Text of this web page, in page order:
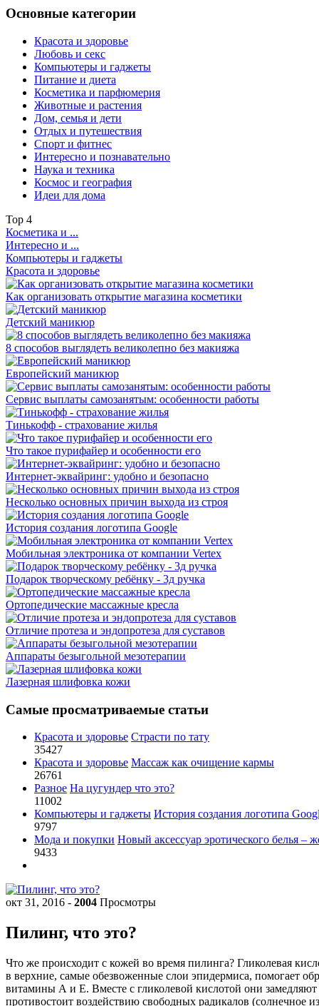
Основные категории
Красота и здоровье
Любовь и секс
Компьютеры и гаджеты
Питание и диета
Косметика и парфюмерия
Животные и растения
Дом, семья и дети
Отдых и путешествия
Спорт и фитнес
Интересно и познавательно
Наука и техника
Космос и география
Идеи для дома
Top 4
Косметика и ...
Интересно и ...
Компьютеры и гаджеты
Красота и здоровье
Как организовать открытие магазина косметики
Детский маникюр
8 способов выглядеть великолепно без макияжа
Европейский маникюр
Сервис выплаты самозанятым: особенности работы
Тинькофф - страхование жилья
Что такое пурифайер и особенности его
Интернет-эквайринг: удобно и безопасно
Несколько основных причин выхода из строя
История создания логотипа Google
Мобильная электроника от компании Vertex
Подарок творческому ребёнку - 3д ручка
Ортопедические массажные кресла
Отличие протеза и эндопротеза для суставов
Аппараты безыгольной мезотерапии
Лазерная шлифовка кожи
Самые просматриваемые статьи
Красота и здоровье Страсти по тату
35427
Красота и здоровье Массаж как очищение кармы
26761
Разное На цугундер что это?
11002
Компьютеры и гаджеты История создания логотипа
9797
Мода и покупки Новый аксессуар эротического белья –
9433
окт 31, 2016 - 2004 Просмотры
Пилинг, что это?
Что же происходит с кожей во время пилинга? Гликолевая
в верхние, самые обезвоженные слои эпидермиса, помогает
витамины А и Е. Вместе с гликолевой кислотой они
противостоит воздействию свободных радикалов (солнечное